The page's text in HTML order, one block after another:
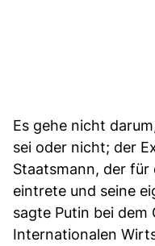
Es gehe nicht
sei oder nicht; der
Staatsmann, der für
eintrete und seine
sagte Putin bei dem
Internationalen